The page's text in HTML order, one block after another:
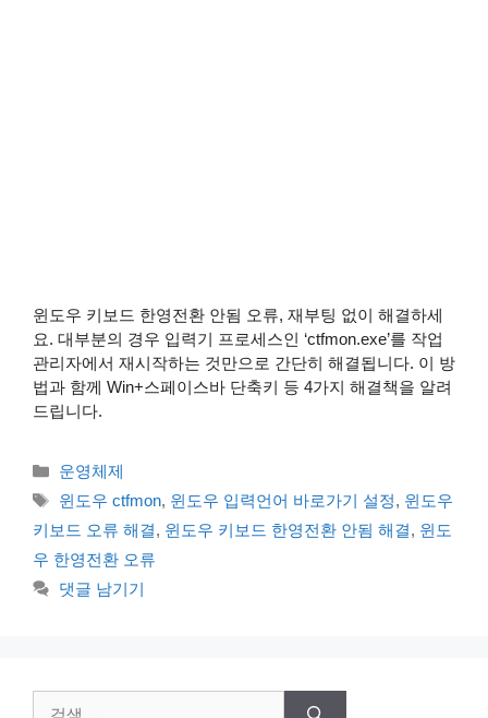
윈도우 키보드 한영전환 안됨 오류, 재부팅 없이 해결하세
요. 대부분의 경우 입력기 프로세스인 ‘ctfmon.exe’를 작업
관리자에서 재시작하는 것만으로 간단히 해결됩니다. 이 방
법과 함께 Win+스페이스바 단축키 등 4가지 해결책을 알려
드립니다.
카
테
고
리
운영체제
태
그
윈도우 ctfmon, 윈도우 입력언어 바로가기 설정, 윈도우
키보드 오류 해결, 윈도우 키보드 한영전환 안됨 해결, 윈도
우 한영전환 오류
댓글 남기기